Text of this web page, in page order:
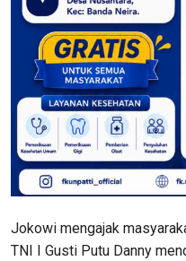
Jokowi mengajak
TNI I Gusti Putu Danny